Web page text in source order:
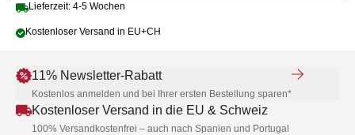
Lieferzeit: 4-5 Wochen
Kostenloser Versand in EU+CH
11% Newsletter-Rabatt
Kostenlos anmelden und bei Ihrer ersten Bestellung sparen*
Kostenloser Versand in die EU & Schweiz
100% Versandkostenfrei – auch nach Spanien und Portugal